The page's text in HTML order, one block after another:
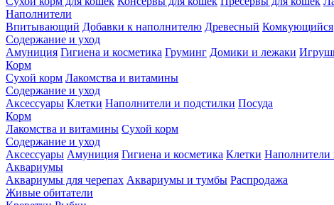
Наполнители
Впитывающий Добавки к наполнителю Древесный Комкующийся
Содержание и уход
Амуниция Гигиена и косметика Груминг Домики и лежаки
Корм
Сухой корм Лакомства и витамины
Содержание и уход
Аксессуары Клетки Наполнители и подстилки Посуда
Корм
Лакомства и витамины Сухой корм
Содержание и уход
Аксессуары Амуниция Гигиена и косметика Клетки Наполнители
Аквариумы
Аквариумы для черепах Аквариумы и тумбы Распродажа
Живые обитатели